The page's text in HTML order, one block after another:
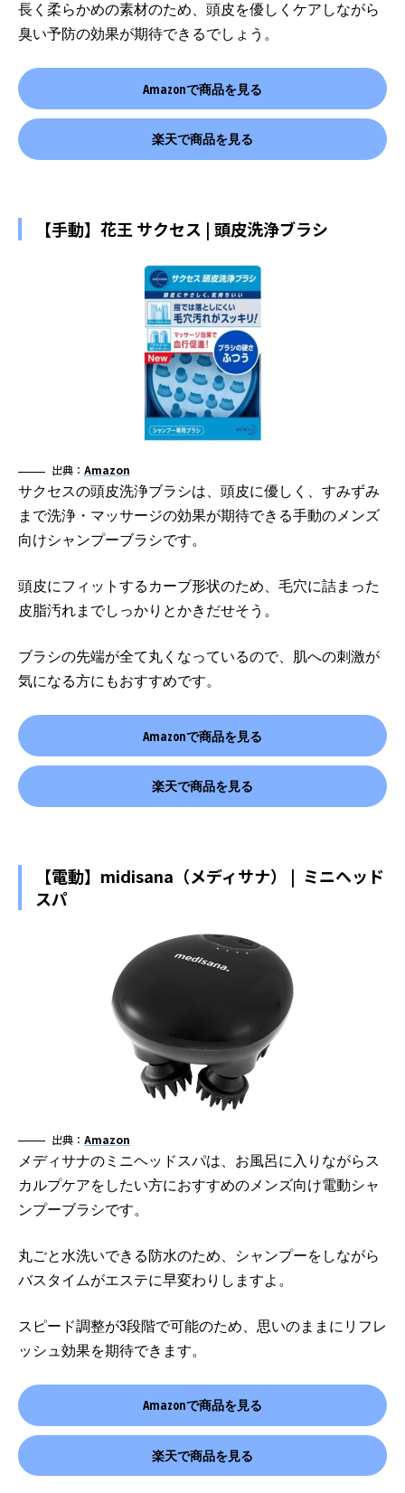
長く柔らかめの素材のため、頭皮を優しくケアしながら
臭い予防の効果が期待できるでしょう。
Amazonで商品を見る
楽天で商品を見る
【手動】花王 サクセス | 頭皮洗浄ブラシ
出典： Amazon
サクセスの頭皮洗浄ブラシは、頭皮に優しく、すみずみ
まで洗浄・マッサージの効果が期待できる手動のメンズ
向けシャンプーブラシです。
頭皮にフィットするカーブ形状のため、毛穴に詰まった
皮脂汚れまでしっかりとかきだせそう。
ブラシの先端が全て丸くなっているので、肌への刺激が
気になる方にもおすすめです。
Amazonで商品を見る
楽天で商品を見る
【電動】midisana（メディサナ） | ミニヘッド
スパ
出典： Amazon
メディサナのミニヘッドスパは、お風呂に入りながらス
カルプケアをしたい方におすすめのメンズ向け電動シャ
ンプーブラシです。
丸ごと水洗いできる防水のため、シャンプーをしながら
バスタイムがエステに早変わりしますよ。
スピード調整が3段階で可能のため、思いのままにリフレ
ッシュ効果を期待できます。
Amazonで商品を見る
楽天で商品を見る